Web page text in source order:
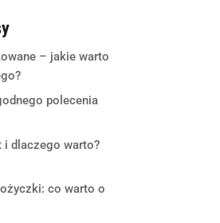
– jakie warto
polecenia
i dlaczego warto?
co warto o